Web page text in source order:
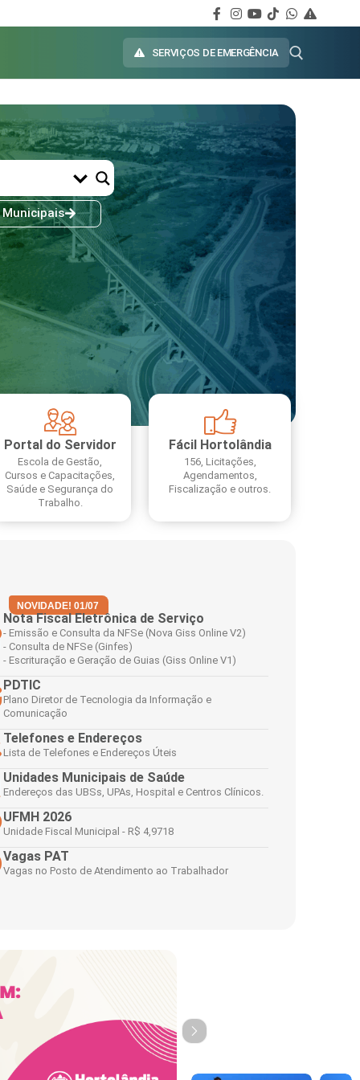
SERVIÇOS DE EMERGÊNCIA
Municipais
Portal do Servidor
Escola de Gestão,
Cursos e Capacitações,
Saúde e Segurança do
Trabalho.
Fácil Hortolândia
156, Licitações,
Agendamentos,
Fiscalização e outros.
NOVIDADE! 01/07
Nota Fiscal Eletrônica de Serviço
- Emissão e Consulta da NFSe (Nova Giss Online V2)
- Consulta de NFSe (Ginfes)
- Escrituração e Geração de Guias (Giss Online V1)
PDTIC
Plano Diretor de Tecnologia da Informação e
Comunicação
Telefones e Endereços
Lista de Telefones e Endereços Úteis
Unidades Municipais de Saúde
Endereços das UBSs, UPAs, Hospital e Centros Clínicos.
UFMH 2026
Unidade Fiscal Municipal - R$ 4,9718
Vagas PAT
Vagas no Posto de Atendimento ao Trabalhador